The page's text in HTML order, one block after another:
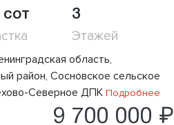
сот 3
Этажей
область,
район, Сосновское сельское
Северное ДПК Подробнее
9 700 000 ₽